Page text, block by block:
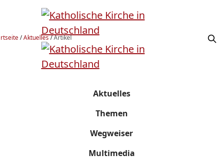
/Aktuelles/Artikel
Aktuelles
Themen
Wegweiser
Multimedia